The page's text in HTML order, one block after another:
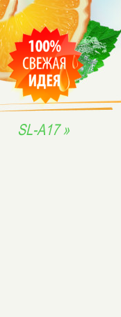
SL-A17 »